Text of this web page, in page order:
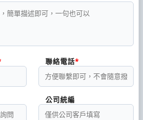
聯絡電話
公司統編